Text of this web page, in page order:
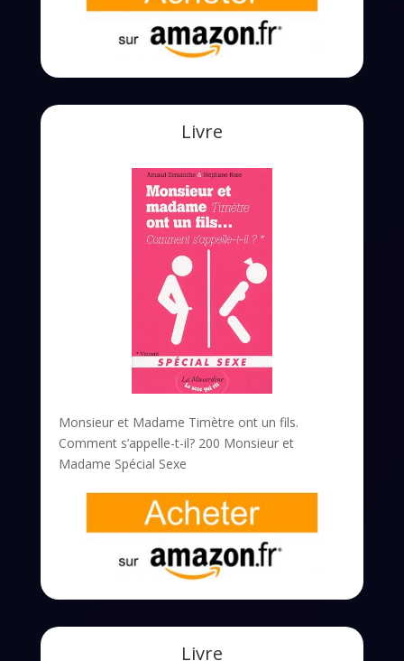
Livre
Monsieur et Madame Timètre ont un fils.
Comment s’appelle-t-il? 200 Monsieur et
Madame Spécial Sexe
Livre